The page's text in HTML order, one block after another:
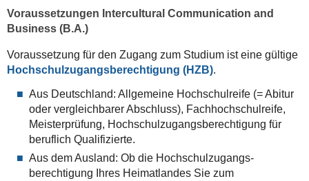
Voraussetzungen Intercultural Communication and
Business (B.A.)
Voraussetzung für den Zugang zum Studium ist eine gültige
Hochschulzugangsberechtigung (HZB).
Aus Deutschland: Allgemeine Hochschul­reife (= Abitur
oder vergleichbarer Abschluss), Fach­hoch­schul­reife,
Meister­prüfung, Hochschul­zugangs­berechtigung für
beruflich Qualifizierte.
Aus dem Ausland: Ob die Hochschul­zugangs­
berechtigung Ihres Heimatlandes Sie zum